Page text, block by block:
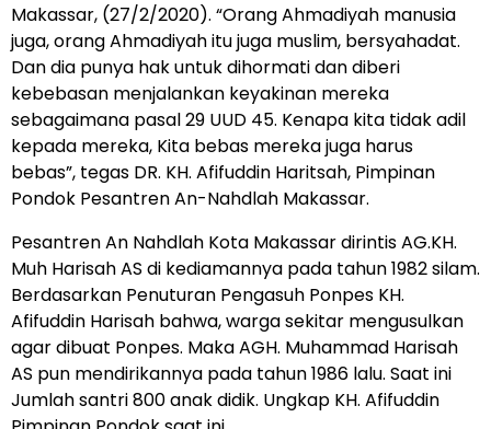
Makassar, (27/2/2020). “Orang Ahmadiyah manusia
juga, orang Ahmadiyah itu juga muslim, bersyahadat.
Dan dia punya hak untuk dihormati dan diberi
kebebasan menjalankan keyakinan mereka
sebagaimana pasal 29 UUD 45. Kenapa kita tidak adil
kepada mereka, Kita bebas mereka juga harus
bebas”, tegas DR. KH. Afifuddin Haritsah, Pimpinan
Pondok Pesantren An-Nahdlah Makassar.
Pesantren An Nahdlah Kota Makassar dirintis AG.KH.
Muh Harisah AS di kediamannya pada tahun 1982 silam.
Berdasarkan Penuturan Pengasuh Ponpes KH.
Afifuddin Harisah bahwa, warga sekitar mengusulkan
agar dibuat Ponpes. Maka AGH. Muhammad Harisah
AS pun mendirikannya pada tahun 1986 lalu. Saat ini
Jumlah santri 800 anak didik. Ungkap KH. Afifuddin